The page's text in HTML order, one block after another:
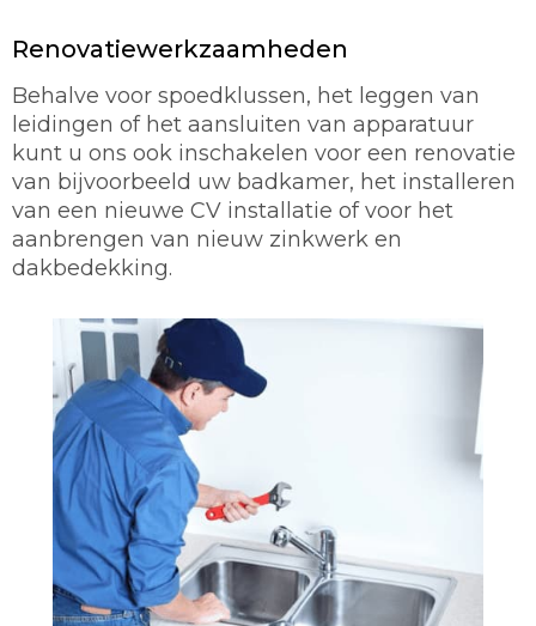
Renovatiewerkzaamheden
Behalve voor spoedklussen, het leggen van
leidingen of het aansluiten van apparatuur
kunt u ons ook inschakelen voor een renovatie
van bijvoorbeeld uw badkamer, het installeren
van een nieuwe CV installatie of voor het
aanbrengen van nieuw zinkwerk en
dakbedekking.